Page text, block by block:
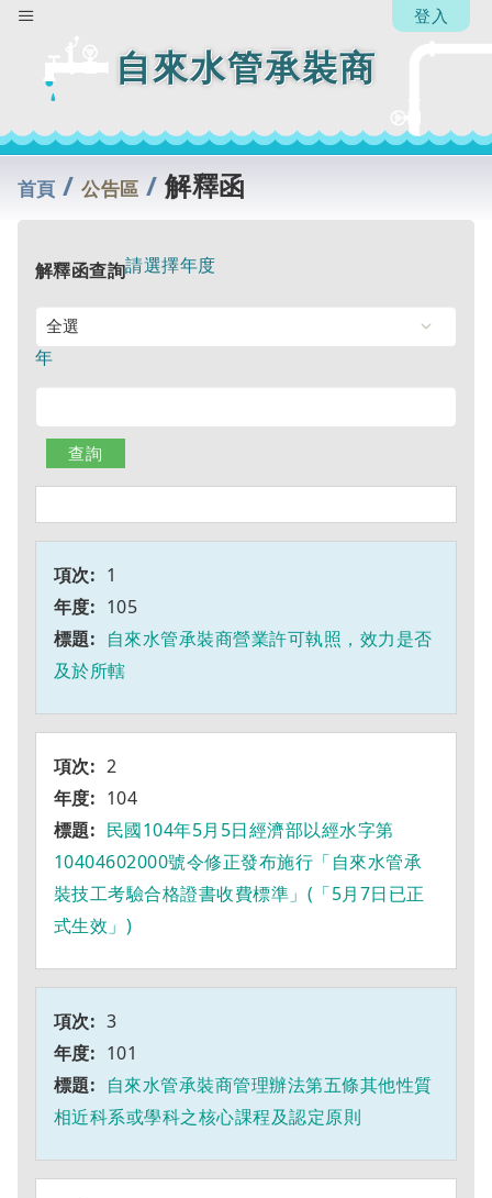
自來水管承裝商
登入
首頁 /公告區 /解釋函
解釋函查詢請選擇年度
年
1
105
自來水管承裝商營業許可執照，效力是否
及於所轄
2
104
民國104年5月5日經濟部以經水字第
10404602000號令修正發布施行「自來水管承
裝技工考驗合格證書收費標準」(「5月7日已正
式生效」)
3
101
自來水管承裝商管理辦法第五條其他性質
相近科系或學科之核心課程及認定原則